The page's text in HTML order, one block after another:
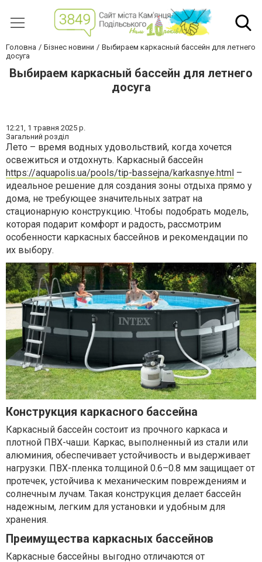
Головна Бізнес новини
Выбираем каркасный бассейн для летнего
досуга
Выбираем каркасный бассейн для летнего
досуга
12:21, 1 травня 2025 р.
Загальний розділ
Лето – время водных удовольствий, когда хочется
освежиться и отдохнуть. Каркасный бассейн
https://aquapolis.ua/pools/tip-bassejna/karkasnye.html –
идеальное решение для создания зоны отдыха прямо у
дома, не требующее значительных затрат на
стационарную конструкцию. Чтобы подобрать модель,
которая подарит комфорт и радость, рассмотрим
особенности каркасных бассейнов и рекомендации по
их выбору.
Конструкция каркасного бассейна
Каркасный бассейн состоит из прочного каркаса и
плотной ПВХ-чаши. Каркас, выполненный из стали или
алюминия, обеспечивает устойчивость и выдерживает
нагрузки. ПВХ-пленка толщиной 0.6–0.8 мм защищает от
протечек, устойчива к механическим повреждениям и
солнечным лучам. Такая конструкция делает бассейн
надежным, легким для установки и удобным для
хранения.
Преимущества каркасных бассейнов
Каркасные бассейны выгодно отличаются от